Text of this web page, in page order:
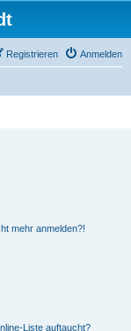
Anmelden
Registrieren
mehr anmelden?!
Liste auftaucht?